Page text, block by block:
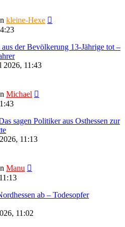
kleine-Hexe
der Bevölkerung 13-Jährige tot –
2026, 11:43
Michael
sagen Politiker aus Osthessen zur
11:13
Manu
ab – Todesopfer
11:02